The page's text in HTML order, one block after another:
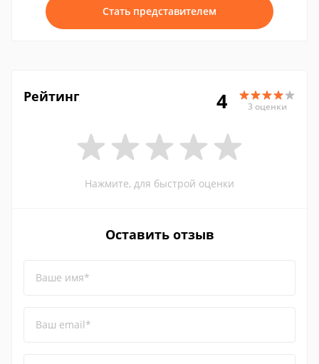
Стать представителем
Рейтинг 4 3 оценки
Нажмите, для быстрой оценки
Оставить отзыв
Ваше имя*
Ваш email*